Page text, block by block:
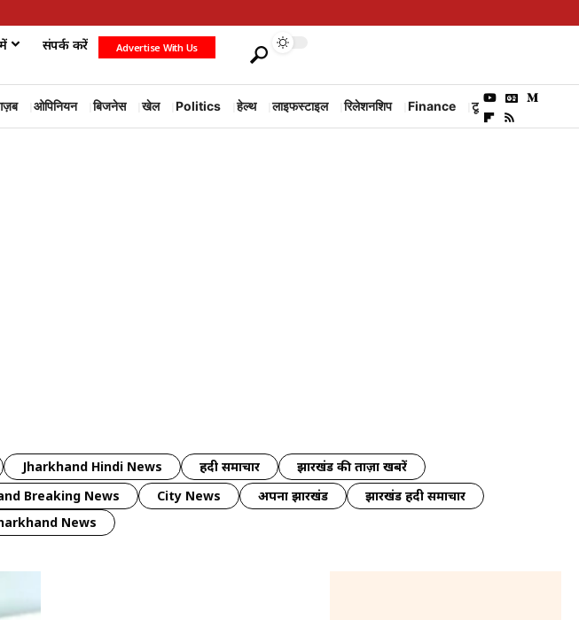
संपर्क करें Advertise With Us
ओपिनियन बिजनेस खेल Politics हेल्थ लाइफस्टाइल रिलेशनशिप Finance टूरिज्म
Jharkhand Hindi News हिंदी समाचार
झारखंड की ताज़ा खबरें
Breaking News City News अपना झारखंड
झारखंड हिंदी समाचार
News